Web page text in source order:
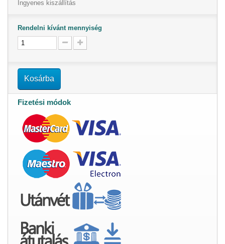
Ingyenes kiszállítás
Rendelni kívánt mennyiség
Kosárba
Fizetési módok